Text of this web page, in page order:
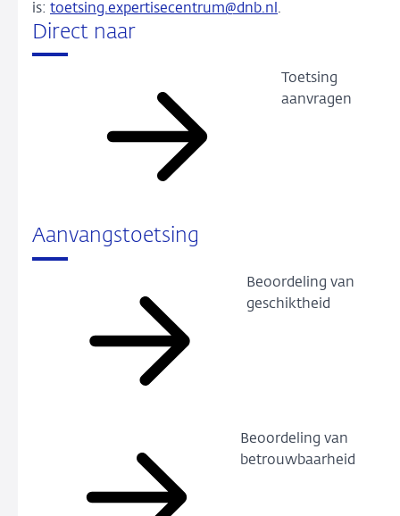
is: toetsing.expertisecentrum@dnb.nl .
Direct naar
Toetsing
aanvragen
Aanvangstoetsing
Beoordeling van
geschiktheid
Beoordeling van
betrouwbaarheid